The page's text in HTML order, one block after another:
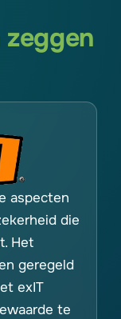
aspecten
die
Het
geregeld
exIT
te